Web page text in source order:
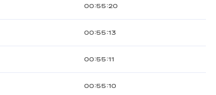
00:55:20
00:55:13
00:55:11
00:55:10